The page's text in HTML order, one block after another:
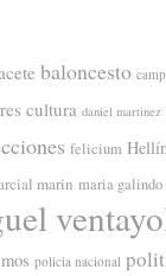
baloncesto
cultura daniel martinez
felicium
marin maria galindo
policia nacional